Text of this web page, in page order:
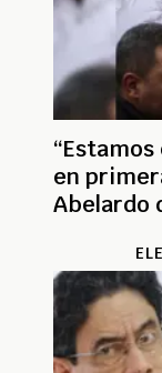
en
Abelardo